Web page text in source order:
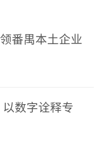
番禺本​土企业
”
数字诠释专
品牌实力！